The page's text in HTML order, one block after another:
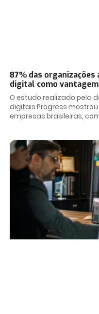
87% das organizações
digital como
O estudo realizado pela
digitais Progress
empresas brasileiras,